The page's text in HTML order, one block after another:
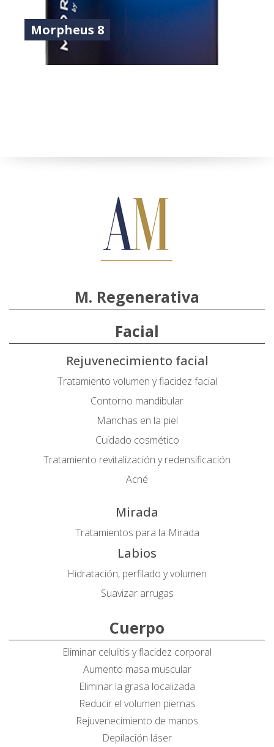
Morpheus 8
M. Regenerativa
Facial
Rejuvenecimiento facial
Tratamiento volumen y flacidez facial
Contorno mandibular
Manchas en la piel
Cuidado cosmético
Tratamiento revitalización y redensificación
Acné
Mirada
Tratamientos para la Mirada
Labios
Hidratación, perfilado y volumen
Suavizar arrugas
Cuerpo
Eliminar celulitis y flacidez corporal
Aumento masa muscular
Eliminar la grasa localizada
Reducir el volumen piernas
Rejuvenecimiento de manos
Depilación láser